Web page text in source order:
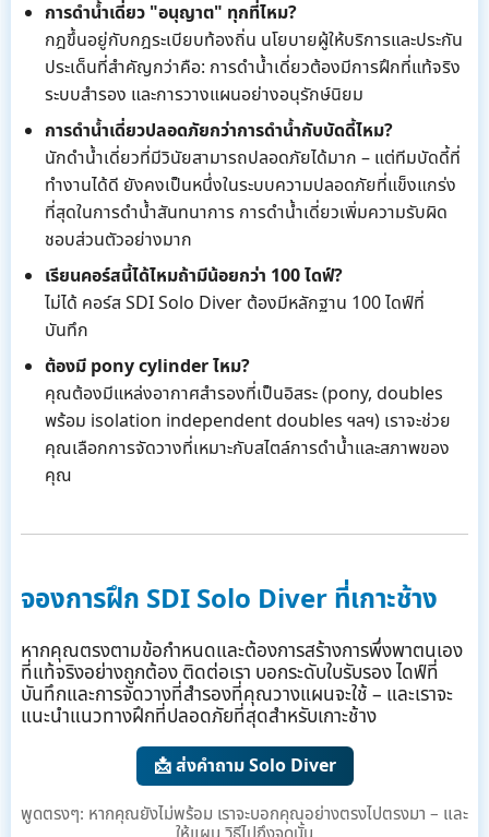
การดำน้ำเดี่ยว "อนุญาต" ทุกที่ไหม?
กฎขึ้นอยู่กับกฎระเบียบท้องถิ่น นโยบายผู้ให้บริการและประกัน
ประเด็นที่สำคัญกว่าคือ: การดำน้ำเดี่ยวต้องมีการฝึกที่แท้จริง
ระบบสำรอง และการวางแผนอย่างอนุรักษ์นิยม
การดำน้ำเดี่ยวปลอดภัยกว่าการดำน้ำกับบัดดี้ไหม?
นักดำน้ำเดี่ยวที่มีวินัยสามารถปลอดภัยได้มาก – แต่ทีมบัดดี้ที่
ทำงานได้ดี ยังคงเป็นหนึ่งในระบบความปลอดภัยที่แข็งแกร่ง
ที่สุดในการดำน้ำสันทนาการ การดำน้ำเดี่ยวเพิ่มความรับผิด
ชอบส่วนตัวอย่างมาก
เรียนคอร์สนี้ได้ไหมถ้ามีน้อยกว่า 100 ไดฟ์?
ไม่ได้ คอร์ส SDI Solo Diver ต้องมีหลักฐาน 100 ไดฟ์ที่
บันทึก
ต้องมี pony cylinder ไหม?
คุณต้องมีแหล่งอากาศสำรองที่เป็นอิสระ (pony, doubles
พร้อม isolation independent doubles ฯลฯ) เราจะช่วย
คุณเลือกการจัดวางที่เหมาะกับสไตล์การดำน้ำและสภาพของ
คุณ
จองการฝึก SDI Solo Diver ที่เกาะช้าง
หากคุณตรงตามข้อกำหนดและต้องการสร้างการพึ่งพาตนเอง
ที่แท้จริงอย่างถูกต้อง ติดต่อเรา บอกระดับใบรับรอง ไดฟ์ที่
บันทึกและการจัดวางที่สำรองที่คุณวางแผนจะใช้ – และเราจะ
แนะนำแนวทางฝึกที่ปลอดภัยที่สุดสำหรับเกาะช้าง
📩 ส่งคำถาม Solo Diver
พูดตรงๆ: หากคุณยังไม่พร้อม เราจะบอกคุณอย่างตรงไปตรงมา – และ